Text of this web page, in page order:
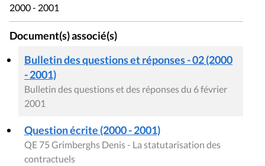
2000 - 2001
Document(s) associé(s)
Bulletin des questions et réponses - 02 (2000
- 2001)
Bulletin des questions et des réponses du 6 février
2001
Question écrite (2000 - 2001)
QE 75 Grimberghs Denis - La statutarisation des
contractuels